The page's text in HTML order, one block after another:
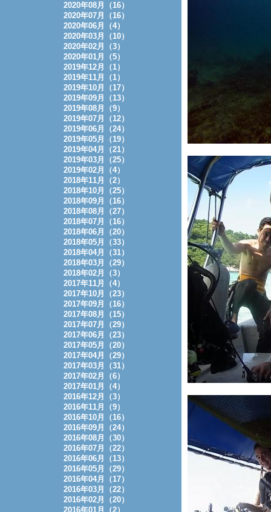
2020年08月（16）
2020年07月（16）
2020年06月（4）
2020年03月（10）
2020年02月（3）
2020年01月（5）
2019年12月（1）
2019年11月（1）
2019年10月（17）
2019年09月（13）
2019年08月（9）
2019年07月（12）
2019年06月（24）
2019年05月（19）
2019年04月（21）
2019年03月（25）
2019年02月（4）
2018年11月（2）
2018年10月（25）
2018年09月（16）
2018年08月（27）
2018年07月（16）
2018年06月（20）
2018年05月（33）
2018年04月（31）
2018年03月（29）
2018年02月（3）
2017年11月（4）
2017年10月（23）
2017年09月（16）
2017年08月（15）
2017年07月（29）
2017年06月（23）
2017年05月（20）
2017年04月（29）
2017年03月（31）
2017年02月（6）
2017年01月（4）
2016年12月（3）
2016年11月（9）
2016年10月（16）
2016年09月（24）
2016年08月（30）
2016年07月（22）
2016年06月（13）
2016年05月（29）
2016年04月（17）
2016年03月（22）
2016年02月（20）
2016年01月（2）